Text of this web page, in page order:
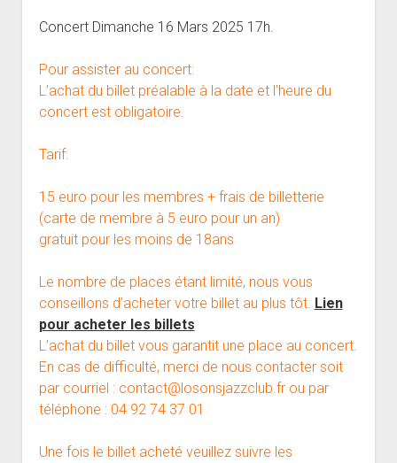
Rencontres départementales
Projection vidéos de jazz
Nos Equipements
Animer une soirée Jazz Club
Participer aux Jam Sessions
Tarifs
Réservation
Contact
Concert Dimanche 16 Mars 2025 17h.
Pour assister au concert:
L’achat du billet préalable à la date et l’heure du
concert est obligatoire.
Tarif:
15 euro pour les membres + frais de billetterie
(carte de membre à 5 euro pour un an)
gratuit pour les moins de 18ans
Le nombre de places étant limité, nous vous
conseillons d’acheter votre billet au plus tôt. Lien
pour acheter les billets
L’achat du billet vous garantit une place au concert.
En cas de difficulté, merci de nous contacter soit
par courriel : contact@losonsjazzclub.fr ou par
téléphone : 04 92 74 37 01
Une fois le billet acheté veuillez suivre les